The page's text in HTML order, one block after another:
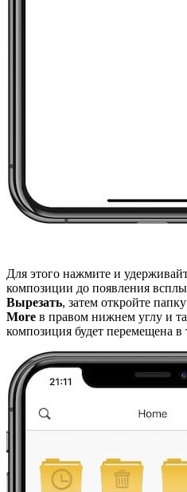
Для этого нажмите и
композиции до появления
Вырезать, затем откройте папку
More в правом нижнем углу и
композиция будет перемещена